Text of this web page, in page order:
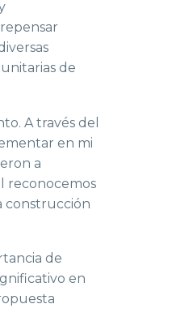
de
A través del
en mi
a
reconocemos
construcción
de
en